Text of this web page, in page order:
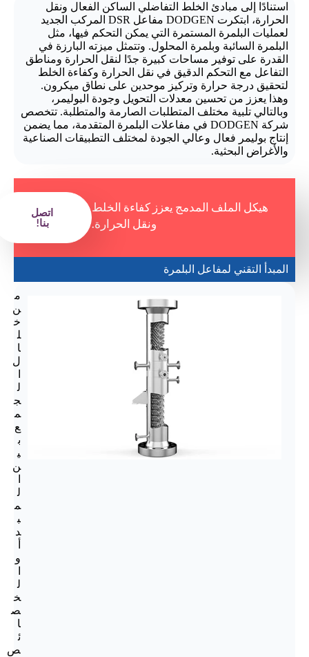
استنادًا إلى مبادئ الخلط التفاضلي الساكن الفعال ونقل
الحرارة، ابتكرت DODGEN مفاعل DSR المركب الجديد
لعمليات البلمرة المستمرة التي يمكن التحكم فيها، مثل
البلمرة السائبة وبلمرة المحلول. وتتمثل ميزته البارزة في
القدرة على توفير مساحات كبيرة جدًا لنقل الحرارة ومناطق
التفاعل مع التحكم الدقيق في نقل الحرارة وكفاءة الخلط
لتحقيق درجة حرارة وتركيز موحدين على نطاق ميكرون.
وهذا يعزز من تحسين معدلات التحويل وجودة البوليمر،
وبالتالي تلبية مختلف المتطلبات الصارمة والمتطلبة. تتخصص
شركة DODGEN في مفاعلات البلمرة المتقدمة، مما يضمن
إنتاج بوليمر فعال وعالي الجودة لمختلف التطبيقات الصناعية
والأغراض البحثية.
هيكل الملف المدمج يعزز كفاءة الخلط
ونقل الحرارة.
اتصل
بنا!
المبدأ التقني لمفاعل البلمرة
م
ن
خ
ل
ا
ل
ل
ج
م
ع
ب
ي
ن
ل
م
ب
د
و
ل
خ
ص
ا
ئ
ص